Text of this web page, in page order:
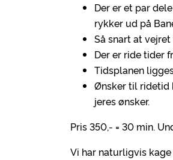
Der er et par
rykker ud på
Så snart at
Der er ride tider
Tidsplanen
Ønsker til ridetid
jeres ønsker.
Pris 350,- = 30 min.
Vi har naturligvis